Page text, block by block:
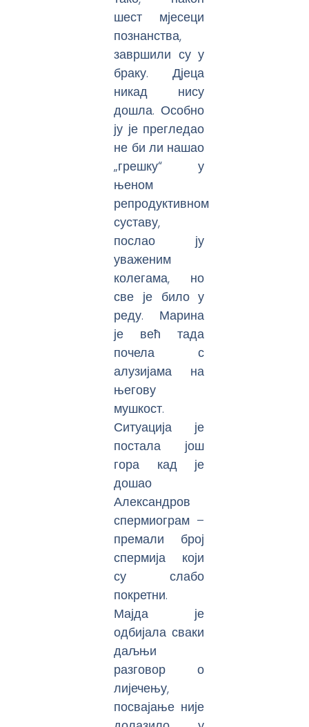
шест мјесеци
познанства,
завршили су у
браку. Дјеца
никад нису
дошла. Особно
ју је прегледао
не би ли нашао
„грешку“ у
њеном
репродуктивном
суставу,
послао ју
уваженим
колегама, но
све је било у
реду. Марина
је већ тада
почела с
алузијама на
његову
мушкост.
Ситуација је
постала још
гора кад је
дошао
Александров
спермиограм –
премали број
спермија који
су слабо
покретни.
Мајда је
одбијала сваки
даљњи
разговор о
лијечењу,
посвајање није